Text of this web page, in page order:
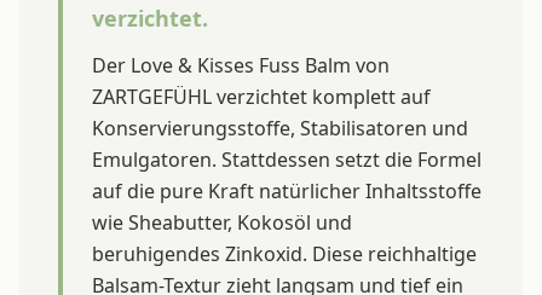
verzichtet.
Der Love & Kisses Fuss Balm von
ZARTGEFÜHL verzichtet komplett auf
Konservierungsstoffe, Stabilisatoren und
Emulgatoren. Stattdessen setzt die Formel
auf die pure Kraft natürlicher Inhaltsstoffe
wie Sheabutter, Kokosöl und
beruhigendes Zinkoxid. Diese reichhaltige
Balsam-Textur zieht langsam und tief ein